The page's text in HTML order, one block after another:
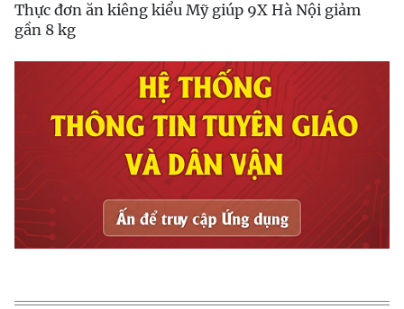
Thực đơn ăn kiêng kiểu Mỹ giúp 9X Hà Nội giảm
gần 8 kg